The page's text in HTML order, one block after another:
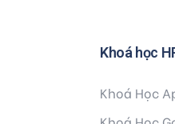
Khoá học
Khoá Học